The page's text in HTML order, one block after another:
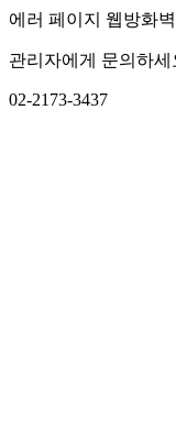
에러 페이지 웹방화
관리자에게 문의하세
02-2173-3437